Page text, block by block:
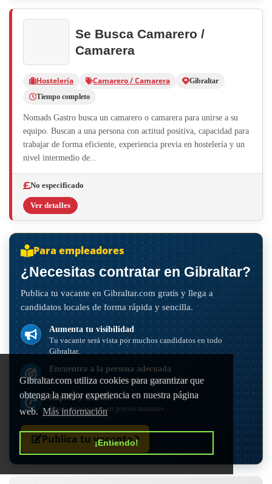
Gibraltar.com utiliza cookies para garantizar que
obtenga la mejor experiencia en nuestra página
web. Más información
¡Entiendo!
Se Busca Camarero /
Camarera
Hostelería Camarero / Camarera
Gibraltar
Tiempo completo
Nomads Gastro busca un camarero o camarera para unirse a su
equipo. Buscan a una persona con actitud positiva, capacidad para
trabajar de forma eficiente, experiencia previa en hostelería y un
nivel intermedio de...
No especificado
Ver detalles
Para empleadores
¿Necesitas contratar en Gibraltar?
Publica tu vacante en Gibraltar.com gratis y llega a
candidatos locales de forma rápida y sencilla.
Aumenta tu visibilidad
Tu vacante será vista por muchos candidatos en todo
Gibraltar.
Encuentra a la persona adecuada
Atrae candidatos cualificados y motivados.
Rápido y sencillo
Envía tu vacante en pocos minutos.
Publica tu vacante